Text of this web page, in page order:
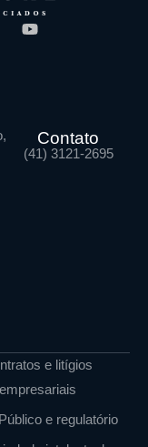
Contato
(41) 3121-2695
e litígios
empresariais
e regulatório